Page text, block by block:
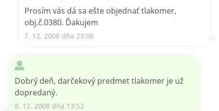
Prosím vás dá sa ešte objednať tlakomer,
obj.č.0380. Ďakujem
7. 12. 2008 dňa 23:06
Dobrý deň, darčekový predmet tlakomer je už
dopredaný.
8. 12. 2008 dňa 13:52